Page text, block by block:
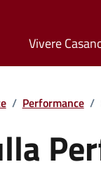
Vivere
/ Performance /